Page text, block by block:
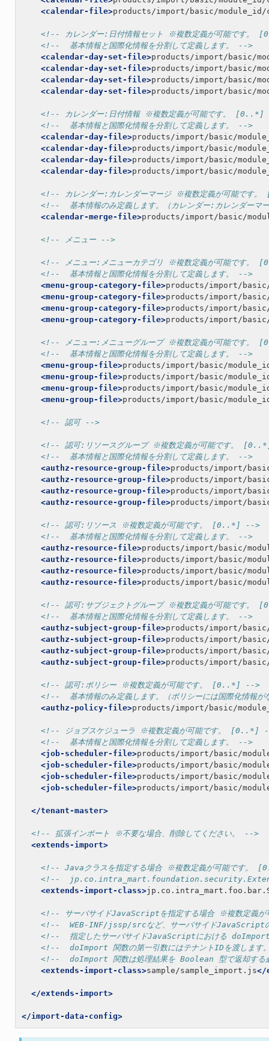
<calendar-file>products/import/basic/module_id/
<!-- カレンダー:日付情報セット ※複数定義が可能です
<!--  基本情報と国際化情報を分割して定義します。 -->
<calendar-day-set-file>products/import/basic/
<calendar-day-set-file>products/import/basic/
<calendar-day-set-file>products/import/basic/
<calendar-day-set-file>products/import/basic/
<!-- カレンダー:日付情報 ※複数定義が可能です。
<!--  基本情報と国際化情報を分割して定義します。 -->
<calendar-day-file>products/import/basic/
<calendar-day-file>products/import/basic/
<calendar-day-file>products/import/basic/
<calendar-day-file>products/import/basic/
<!-- カレンダー:カレンダーマージ ※複数定義が可能で
<!--  基本情報のみ定義します。（カレンダー:カレンダーマ
<calendar-merge-file>products/import/basic/
<!-- メニュー -->
<!-- メニュー:メニューカテゴリ ※複数定義が可能です
<!--  基本情報と国際化情報を分割して定義します。 -->
<menu-group-category-file>products/import/basic/
<menu-group-category-file>products/import/
<menu-group-category-file>products/import/basic/
<menu-group-category-file>products/import/basic/
<!-- メニュー:メニューグループ ※複数定義が可能です
<!--  基本情報と国際化情報を分割して定義します。 -->
<menu-group-file>products/import/basic/
<menu-group-file>products/import/basic/
<menu-group-file>products/import/basic/
<menu-group-file>products/import/basic/
<!-- 認可 -->
<!-- 認可:リソースグループ ※複数定義が可能です。
<!--  基本情報と国際化情報を分割して定義します。 -->
<authz-resource-group-file>products/import/
<authz-resource-group-file>products/import/
<authz-resource-group-file>products/import/
<authz-resource-group-file>products/import/
<!-- 認可:リソース ※複数定義が可能です。 [0..*] -->
<!--  基本情報と国際化情報を分割して定義します。 -->
<authz-resource-file>products/import/basic/
<authz-resource-file>products/import/basic/
<authz-resource-file>products/import/basic/
<authz-resource-file>products/import/basic/
<!-- 認可:サブジェクトグループ ※複数定義が可能です
<!--  基本情報と国際化情報を分割して定義します。 -->
<authz-subject-group-file>products/import/
<authz-subject-group-file>products/import/
<authz-subject-group-file>products/import/
<authz-subject-group-file>products/import/basic/
<!-- 認可:ポリシー ※複数定義が可能です。 [0..*] -->
<!--  基本情報のみ定義します。（ポリシーには国際化情報
<authz-policy-file>products/import/basic/
<!-- ジョブスケジューラ ※複数定義が可能です。 [0..*]
<!--  基本情報と国際化情報を分割して定義します。 -->
<job-scheduler-file>products/import/basic/
<job-scheduler-file>products/import/basic/
<job-scheduler-file>products/import/basic/
<job-scheduler-file>products/import/basic/
</tenant-master>
<!-- 拡張インポート ※不要な場合、削除してください。 -->
<extends-import>
<!-- Javaクラスを指定する場合 ※複数定義が可能です
<!--
<extends-import-class>
<!-- サーバサイドJavaScriptを指定する場合 ※複数定
<!--  WEB-INF/jssp/srcなど、サーバサイドJavaScriptの
<!--  指定したサーバサイドJavaScriptにおける
<!--  doImport 関数の第一引数にはテナントIDを渡しま
<!--  doImport 関数は処理結果を Boolean 型で返却する
<extends-import-class>sample/sample_import.js</
</extends-import>
</import-data-config>